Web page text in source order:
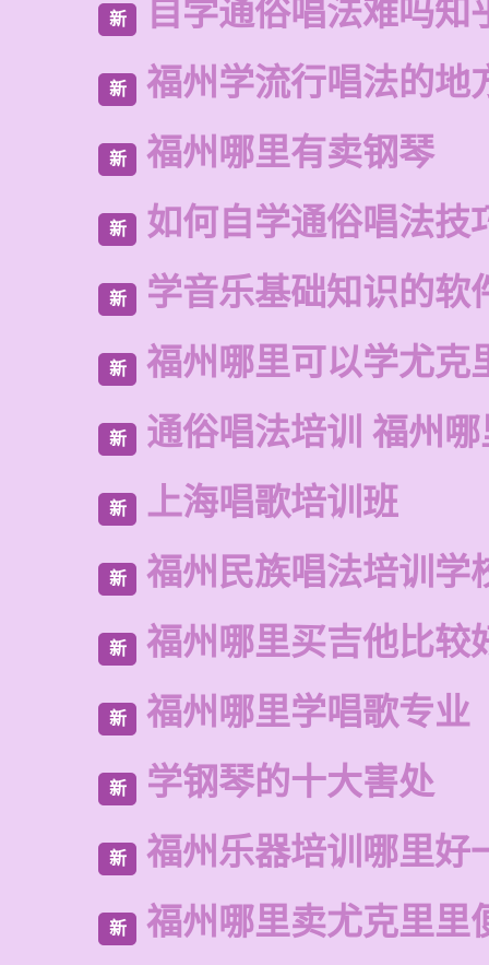
新 自学通俗唱法难吗知
新 福州学流行唱法的地
新 福州哪里有卖钢琴
新 如何自学通俗唱法技
新 学音乐基础知识的软
新 福州哪里可以学尤克
新 通俗唱法培训 福州
新 上海唱歌培训班
新 福州民族唱法培训学
新 福州哪里买吉他比较
新 福州哪里学唱歌专业
新 学钢琴的十大害处
新 福州乐器培训哪里好
新 福州哪里卖尤克里里